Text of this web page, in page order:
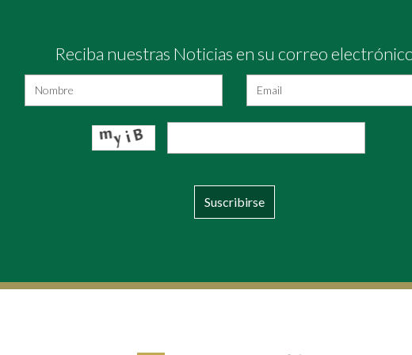
Reciba nuestras Noticias en su correo
Suscribirse